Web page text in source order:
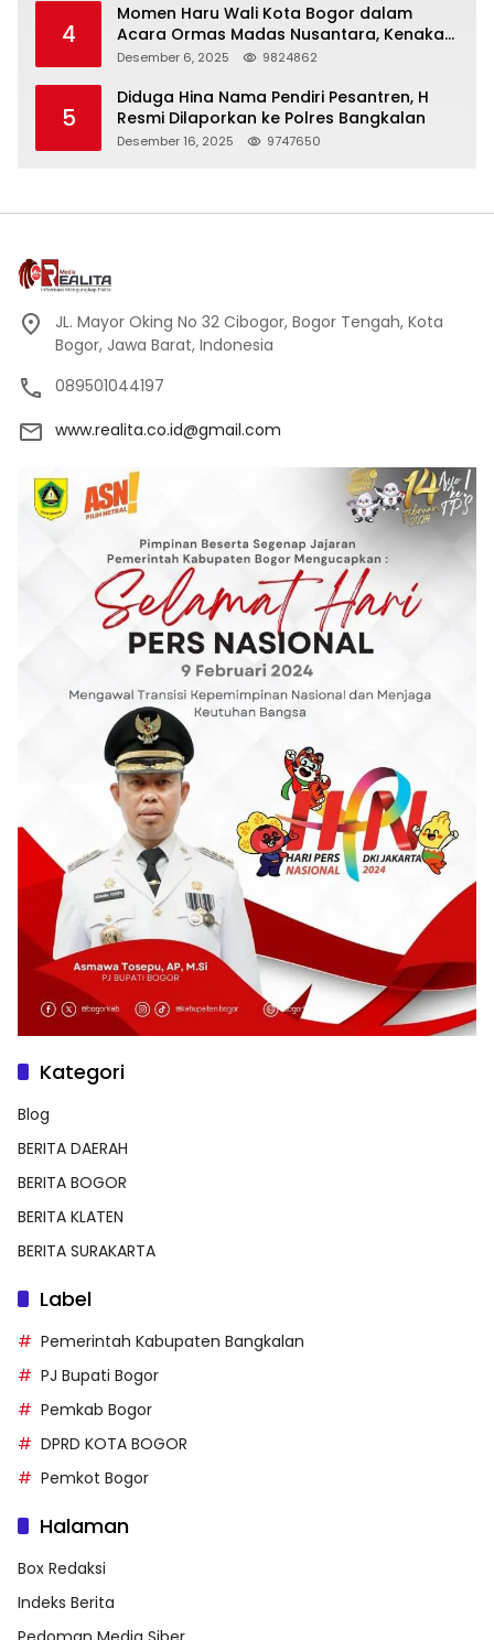
4
Momen Haru Wali Kota Bogor dalam
Acara Ormas Madas Nusantara, Kenakan
Peci Hitam Tinggi sebagai Simbol
Desember 6, 2025 9824862
5
Diduga Hina Nama Pendiri Pesantren, H
Resmi Dilaporkan ke Polres Bangkalan
Desember 16, 2025 9747650
JL. Mayor Oking No 32 Cibogor, Bogor Tengah, Kota
Bogor, Jawa Barat, Indonesia
089501044197
www.realita.co.id@gmail.com
Kategori
Blog
BERITA DAERAH
BERITA BOGOR
BERITA KLATEN
BERITA SURAKARTA
Label
Pemerintah Kabupaten Bangkalan
PJ Bupati Bogor
Pemkab Bogor
DPRD KOTA BOGOR
Pemkot Bogor
Halaman
Box Redaksi
Indeks Berita